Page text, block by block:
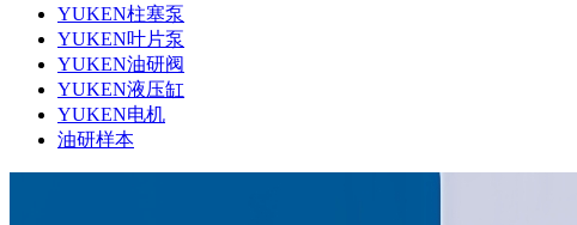
YUKEN柱塞泵
YUKEN叶片泵
YUKEN油研阀
YUKEN液压缸
YUKEN电机
油研样本